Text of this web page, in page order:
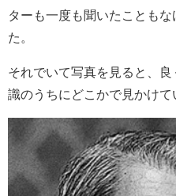
ターも一度も聞いたことも
た。
それでいて写真を見ると、
識のうちにどこかで見かけて